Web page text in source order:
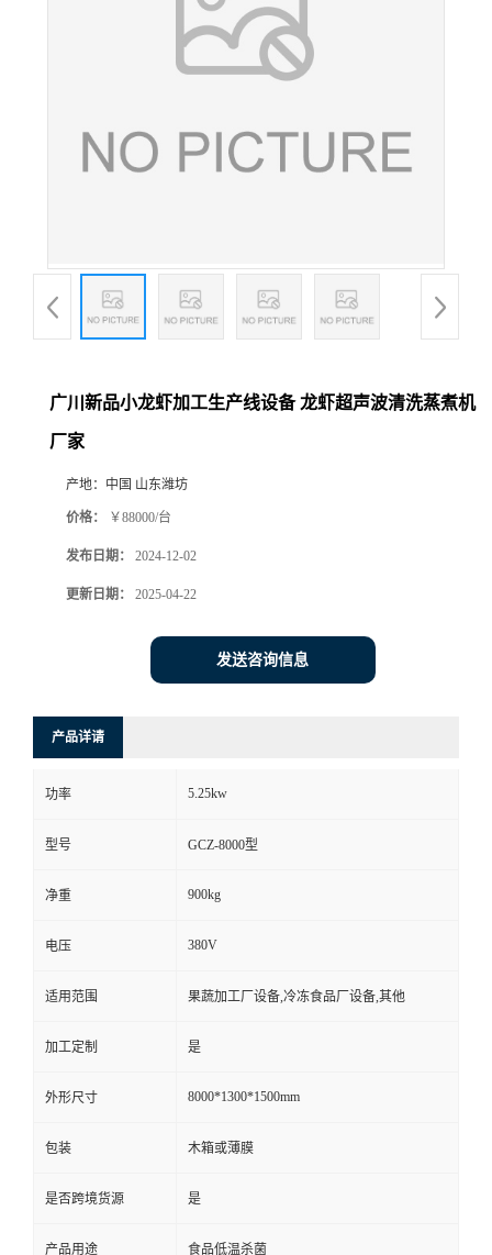
广川新品小龙虾加工生产线设备 龙虾超声波清洗蒸煮机
厂家
产地： 中国 山东潍坊
价格： ￥88000/台
发布日期： 2024-12-02
更新日期： 2025-04-22
发送咨询信息
产品详请
功率 5.25kw
型号 GCZ-8000型
净重 900kg
电压 380V
适用范围 果蔬加工厂设备,冷冻食品厂设备,其他
加工定制 是
外形尺寸 8000*1300*1500mm
包装 木箱或薄膜
是否跨境货源 是
产品用途 食品低温杀菌